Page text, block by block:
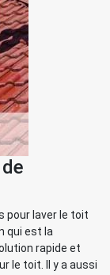
pour laver le toit
qui est la
rapide et
le toit. Il y a aussi